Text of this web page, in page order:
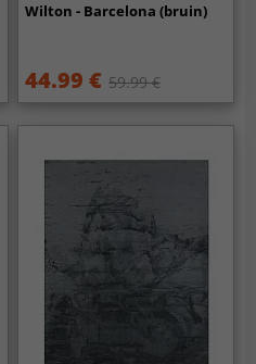
Wilton - Barcelona (bruin)
44.99 € 59.99 €